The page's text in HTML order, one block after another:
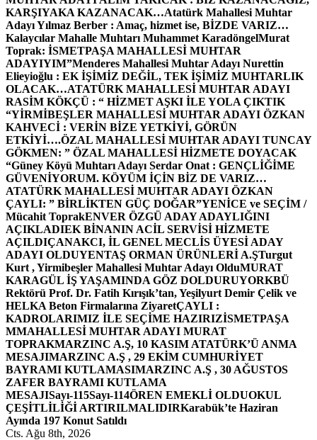
KARŞIYAKA KAZANACAK…Atatürk Mahallesi Muhtar
Adayı Yılmaz Berber : Amaç, hizmet ise, BİZDE VARIZ…
Kalaycılar Mahalle Muhtarı Muhammet KaradöngelMurat
Toprak: İSMETPAŞA MAHALLESİ MUHTAR
ADAYIYIM”Menderes Mahallesi Muhtar Adayı Nurettin
Elieyioğlu : EK İŞİMİZ DEĞİL, TEK İŞİMİZ MUHTARLIK
OLACAK…ATATÜRK MAHALLESİ MUHTAR ADAYI
RASİM KÖKÇÜ : “ HİZMET AŞKI İLE YOLA ÇIKTIK
“YİRMİBEŞLER MAHALLESİ MUHTAR ADAYI ÖZKAN
KAHVECİ : VERİN BİZE YETKİYİ, GÖRÜN
ETKİYİ….ÖZAL MAHALLESİ MUHTAR ADAYI TUNCAY
GÖKMEN: ” ÖZAL MAHALLESİ HİZMETE DOYACAK
“Güney Köyü Muhtarı Adayı Serdar Onat : GENÇLİĞİME
GÜVENİYORUM. KÖYÜM İÇİN BİZ DE VARIZ…
ATATÜRK MAHALLESİ MUHTAR ADAYI ÖZKAN
ÇAYLI: ” BİRLİKTEN GÜÇ DOĞAR”YENİCE ve SEÇİM /
Mücahit ToprakENVER ÖZGÜ ADAY ADAYLIĞINI
AÇIKLADIEK BİNANIN ACİL SERVİSİ HİZMETE
AÇILDIÇANAKCI, İL GENEL MECLİS ÜYESİ ADAY
ADAYI OLDUYENTAŞ ORMAN ÜRÜNLERİ A.ŞTurgut
Kurt , Yirmibeşler Mahallesi Muhtar Adayı OlduMURAT
KARAGÜL İŞ YAŞAMINDA GÖZ DOLDURUYORKBÜ
Rektörü Prof. Dr. Fatih Kırışık’tan, Yeşilyurt Demir Çelik ve
HELKA Beton Firmalarına ZiyaretÇAYLI :
KADROLARIMIZ İLE SEÇİME HAZIRIZİSMETPAŞA
MMAHALLESİ MUHTAR ADAYI MURAT
TOPRAKMARZINC A.Ş, 10 KASIM ATATÜRK’Ü ANMA
MESAJIMARZINC A.Ş , 29 EKİM CUMHURİYET
BAYRAMI KUTLAMASIMARZINC A.Ş , 30 AĞUSTOS
ZAFER BAYRAMI KUTLAMA
MESAJISayı-115Sayı-114ÖREN EMEKLİ OLDUOKUL
ÇEŞİTLİLİĞİ ARTIRILMALIDIRKarabük’te Haziran
Ayında 197 Konut Satıldı
Cts. Ağu 8th, 2026